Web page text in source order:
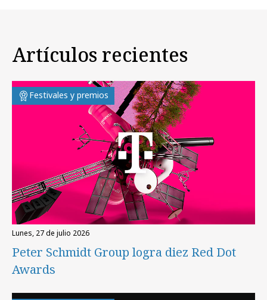
Artículos recientes
Festivales y premios
lunes, 27 de julio 2026
Peter Schmidt Group logra diez Red Dot
Awards